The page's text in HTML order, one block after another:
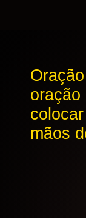
oração
mãos